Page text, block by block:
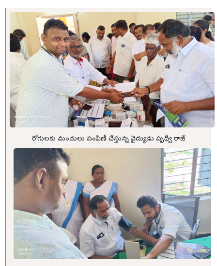
రోగులకు మందులు పంపిణీ చేస్తున్న వైద్యుడు పృధ్వీ రాజ్